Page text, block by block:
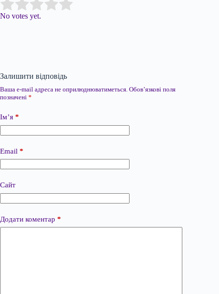
Rate this item:
No votes yet.
Залишити відповідь
Ваша e-mail адреса не оприлюднюватиметься. Обов’язкові поля
позначені *
Ім’я *
Email *
Сайт
Додати коментар *